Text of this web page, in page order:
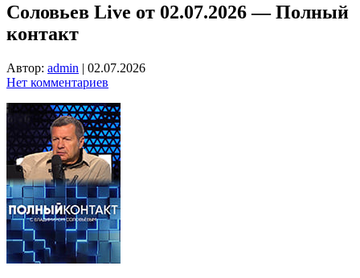
Соловьев Live от 02.07.2026 — Полный
контакт
Автор: admin | 02.07.2026
Нет комментариев